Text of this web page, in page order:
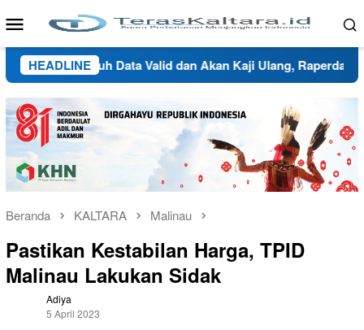
ke
Menu
Mobile
HEADLINE
Butuh Data Valid dan Akan Kaji Ulang, Raperda Wilayah
Beranda KALTARA Malinau
Pastikan Kestabilan Harga, TPID
Malinau Lakukan Sidak
Adiya
5 April 2023